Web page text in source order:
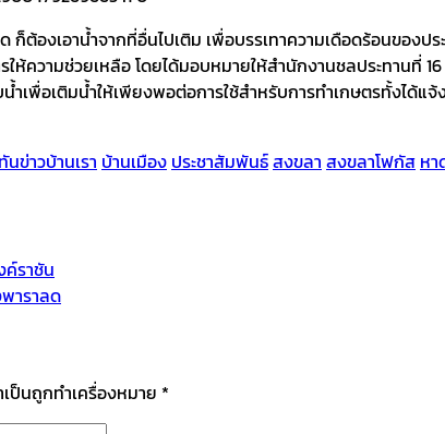
ต้องเอาน้ำจากที่อื่นไปเติม เพื่อบรรเทาความเดือดร้อนของปร
ห้ความช่วยเหลือ โดยได้มอบหมายให้สำนักงานชลประทานที่
พื่อเติมน้ำให้เพียงพอต่อการใช้สำหรับการทำเกษตรทั้งได้แ
ทันข่าวบ้านเรา บ้านเมือง ประชาสัมพันธ์สงขลา สงขลาโฟกัส ห
ค์ราชัน
าราลด
ป็นถูกทำเครื่องหมาย *